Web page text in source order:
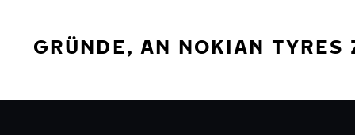
GRÜNDE, AN NOKIAN TYRES